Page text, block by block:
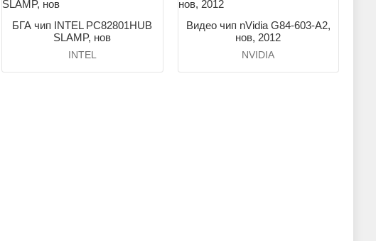
БГА чип INTEL PC82801HUB
SLAMP, нов
INTEL
Видео чип nVidia G84-603-A2,
нов, 2012
NVIDIA